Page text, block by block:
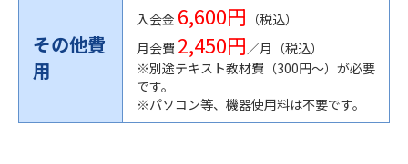
その他費
用
入会金 6,600円 （税込）
月会費 2,450円／月（税込）
※別途テキスト教材費（300円〜）が必要
です。
※パソコン等、機器使用料は不要です。